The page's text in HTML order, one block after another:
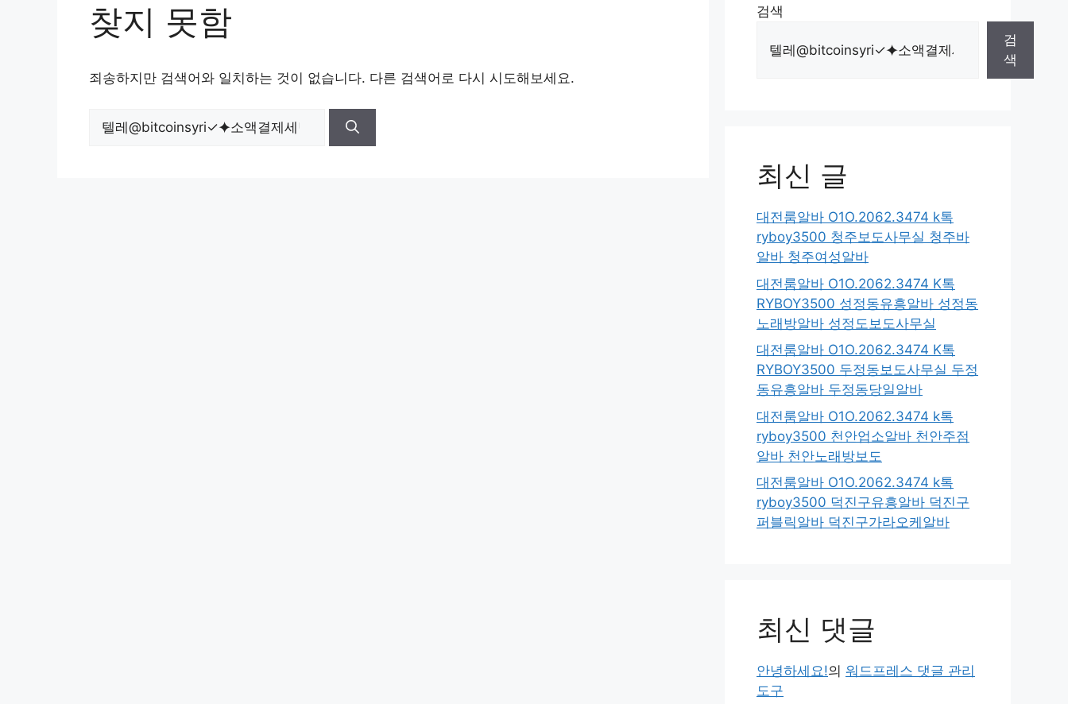
찾지 못함
죄송하지만 검색어와 일치하는 것이 없습니다. 다른 검색어로 다시 시도해보세요.
색:
검색
검
색
최신 글
대전룸알바 O1O.2062.3474 k톡
ryboy3500 청주보도사무실 청주바
알바 청주여성알바
대전룸알바 O1O.2062.3474 K톡
RYBOY3500 성정동유흥알바 성정동
노래방알바 성정도보도사무실
대전룸알바 O1O.2062.3474 K톡
RYBOY3500 두정동보도사무실 두정
동유흥알바 두정동당일알바
대전룸알바 O1O.2062.3474 k톡
ryboy3500 천안업소알바 천안주점
알바 천안노래방보도
대전룸알바 O1O.2062.3474 k톡
ryboy3500 덕진구유흥알바 덕진구
퍼블릭알바 덕진구가라오케알바
최신 댓글
안녕하세요!의 워드프레스 댓글 관리
도구